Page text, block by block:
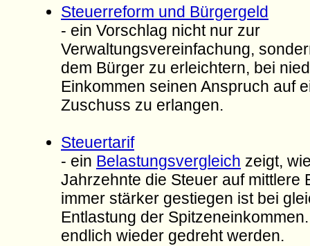
Steuerreform und Bürgergeld
- ein Vorschlag nicht nur zur
Verwaltungsvereinfachung,
dem Bürger zu erleichtern, bei
Einkommen seinen Anspruch auf
Zuschuss zu erlangen.
Steuertarif
- ein Belastungsvergleich zeigt,
Jahrzehnte die Steuer auf mittlere
immer stärker gestiegen ist bei
Entlastung der
endlich wieder gedreht werden.